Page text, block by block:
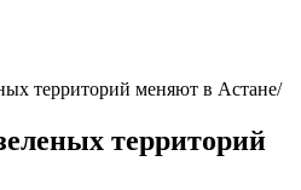
территорий меняют в Астане
территорий